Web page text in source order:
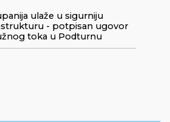
ulaže u sigurniju
- potpisan ugovor
toka u Podturnu